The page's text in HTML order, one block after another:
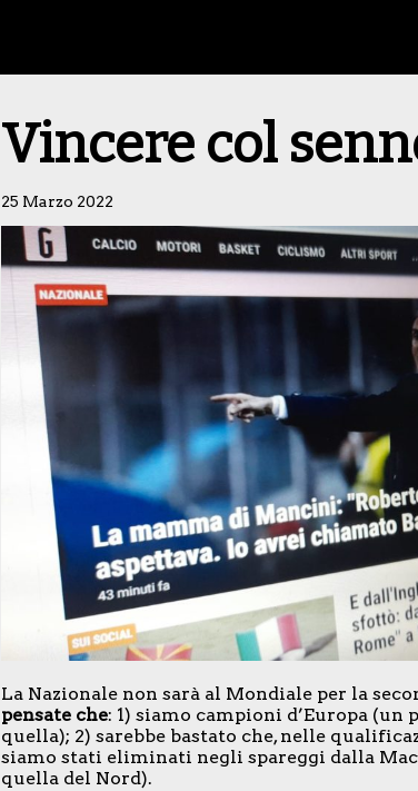
Vincere col
25 Marzo 2022
La Nazionale non sarà al Mondiale per la
pensate che: 1) siamo campioni d’Europa (un
quella); 2) sarebbe bastato che, nelle
siamo stati eliminati negli spareggi dalla
quella del Nord).